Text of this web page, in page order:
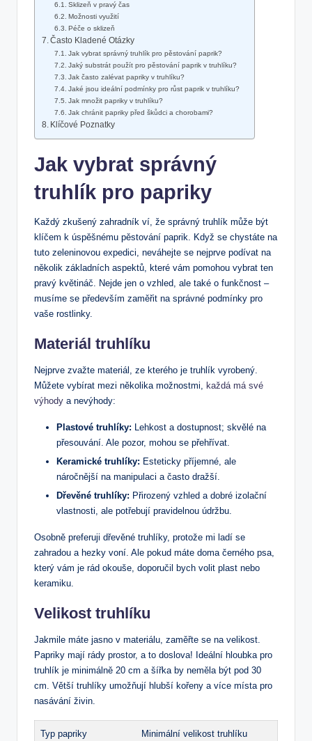
Sklizeň v pravý čas
Možnosti využití
Péče o sklizeň
Často Kladené Otázky
Jak vybrat správný truhlík pro pěstování paprik?
Jaký substrát použít pro pěstování paprik v truhlíku?
Jak často zalévat papriky v truhlíku?
Jaké jsou ideální podmínky pro růst paprik v truhlíku?
Jak množit papriky v truhlíku?
Jak chránit papriky před škůdci a chorobami?
Klíčové Poznatky
Jak vybrat správný
truhlík pro papriky
Každý zkušený zahradník ví, že správný truhlík může být
klíčem k úspěšnému pěstování paprik. Když se chystáte na
tuto zeleninovou expedici, neváhejte se nejprve podívat na
několik základních aspektů, které vám pomohou vybrat ten
pravý květináč. Nejde jen o vzhled, ale také o funkčnost –
musíme se především zaměřit na správné podmínky pro
vaše rostlinky.
Materiál truhlíku
Nejprve zvažte materiál, ze kterého je truhlík vyrobený.
Můžete vybírat mezi několika možnostmi, každá má své
výhody a nevýhody:
Plastové truhlíky: Lehkost a dostupnost; skvělé na
přesouvání. Ale pozor, mohou se přehřívat.
Keramické truhlíky: Esteticky příjemné, ale
náročnější na manipulaci a často dražší.
Dřevěné truhlíky: Přirozený vzhled a dobré izolační
vlastnosti, ale potřebují pravidelnou údržbu.
Osobně preferuji dřevěné truhlíky, protože mi ladí se
zahradou a hezky voní. Ale pokud máte doma černého psa,
který vám je rád okouše, doporučil bych volit plast nebo
keramiku.
Velikost truhlíku
Jakmile máte jasno v materiálu, zaměřte se na velikost.
Papriky mají rády prostor, a to doslova! Ideální hloubka pro
truhlík je minimálně 20 cm a šířka by neměla být pod 30
cm. Větší truhlíky umožňují hlubší kořeny a více místa pro
nasávání živin.
Typ papriky Minimální velikost truhlíku